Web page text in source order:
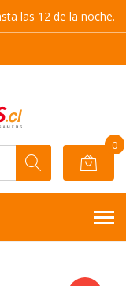
las 12 de la noche.
0